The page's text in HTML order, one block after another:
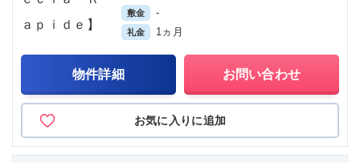
敷金 -
礼金 1ヵ月
物件詳細 お問い合わせ
お気に入りに追加